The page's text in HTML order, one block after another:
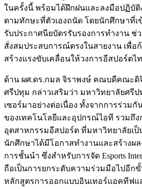
ในครั้งนี้ พร้อมได้ฝึกฝนและลงมือปฏิบั
ตามทักษะที่ตัวเองถนัด โดยนักศึกษาที่เ
รับประกาศนียบัตรรับรองการทำงาน ช่
สั่งสมประสบการณ์ตรงในสายงาน เพื่อ
สร้างแรงขับเคลื่อนให้วงการอีสปอร์ตไ
ด้าน ผศ.ดร.กมล จิราพงษ์ คณบดีคณะดิ
ศรีปทุม กล่าวเสริมว่า มหาวิทยาลัยศรี
เซอร์มาอย่างต่อเนื่อง ทั้งจากการร่วม
ของเทคโนโลยีและอุปกรณ์ไอที รวมถึง
อุตสาหกรรมอีสปอร์ต ที่มหาวิทยาลัยเป็
นักศึกษาได้มีโอกาสทำงานและสร้างผ
การชั้นนำ ซึ่งสำหรับการจัด Esports
ถือเป็นการยกระดับความร่วมมือไปอีก
หลักสูตรการออกแบบอินเทอร์แอคทีฟแ